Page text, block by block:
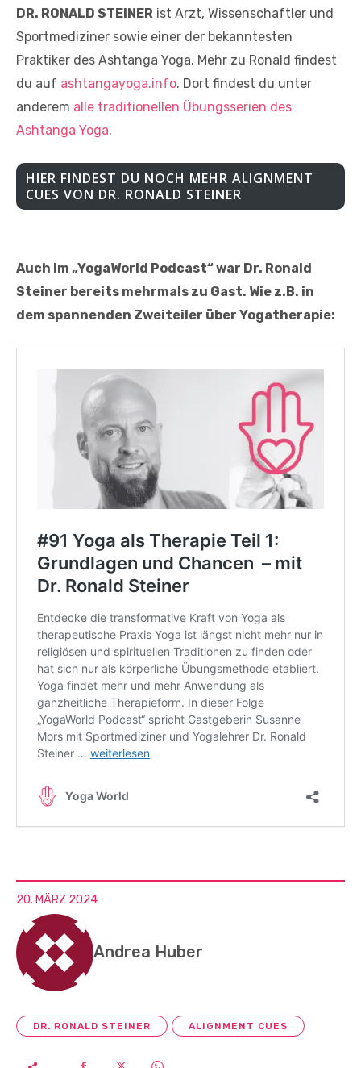
DR. RONALD STEINER ist Arzt, Wissenschaftler und
Sportmediziner sowie einer der bekanntesten
Praktiker des Ashtanga Yoga. Mehr zu Ronald findest
du auf ashtangayoga.info. Dort findest du unter
anderem alle traditionellen Übungsserien des
Ashtanga Yoga.
HIER FINDEST DU NOCH MEHR ALIGNMENT
CUES VON DR. RONALD STEINER
Auch im „YogaWorld Podcast“ war Dr. Ronald
Steiner bereits mehrmals zu Gast. Wie z.B. in
dem spannenden Zweiteiler über Yogatherapie:
20. MÄRZ 2024
Andrea Huber
DR. RONALD STEINER ALIGNMENT CUES